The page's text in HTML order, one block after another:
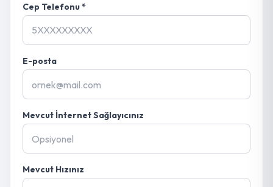
Cep Telefonu *
E-posta
Mevcut İnternet Sağlayıcınız
Mevcut Hızınız